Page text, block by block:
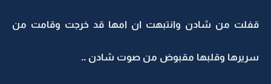
قفلت من شادن وانتبهت ان امها قد خرجت وقامت من
سريرها وقلبها مقبوض من صوت شادن ..